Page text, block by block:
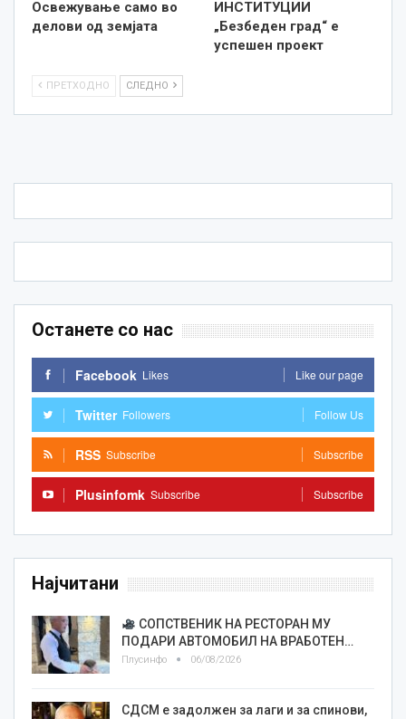
Освежување само во
делови од земјата
ИНСТИТУЦИИ
„Безбеден град“ е
успешен проект
ПРЕТХОДНО СЛЕДНО
Останете со нас
Facebook Likes Like our page
Twitter Followers Follow Us
RSS Subscribe Subscribe
Plusinfomk Subscribe Subscribe
Најчитани
СОПСТВЕНИК НА РЕСТОРАН МУ
ПОДАРИ АВТОМОБИЛ НА ВРАБОТЕН…
Плусинфо 06/08/2026
СДСМ е задолжен за лаги и за спинови,